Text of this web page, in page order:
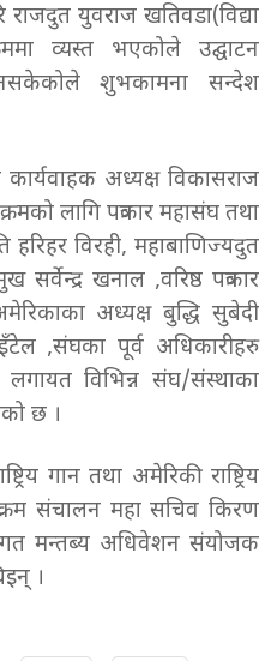
युवराज खतिवडा(विद्या
व्यस्त भएकोले उद्घाटन
शुभकामना सन्देश
अध्यक्ष विकासराज
लागि पत्रकार महासंघ तथा
हरिहर विरही, महाबाणिज्यदुत
सर्वेन्द्र खनाल ,वरिष्ठ पत्रकार
अध्यक्ष बुद्धि सुबेदी
,संघका पूर्व अधिकारीहरु
लगायत विभिन्न संघ/संस्थाका
छ ।
गान तथा अमेरिकी राष्ट्रिय
संचालन महा सचिव किरण
मन्तब्य अधिवेशन संयोजक
।